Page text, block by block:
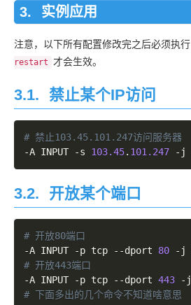
实例应用
注意，以下所有配置修改完之后必须执行
restart
才会生效。
3.1. 禁止某个IP访问
-A INPUT -s 103.45. 101.247 -
3.2. 开放某个端口
-A INPUT -p tcp --dport 80 -
-A INPUT -p tcp --dport 443 -